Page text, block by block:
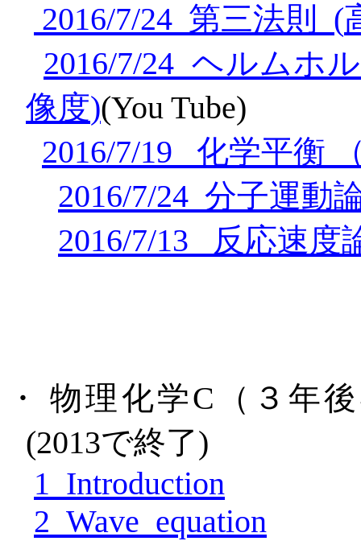
2016/7/24 第三法則 (
2016/7/24 ヘルムホ
像度)(You Tube)
2016/7/19
化学平衡
2016/7/24 分子運動
2016/7/13
反応速度
・ 物理化学C （３年
(2013で終了)
1_Introduction
2_Wave_equation